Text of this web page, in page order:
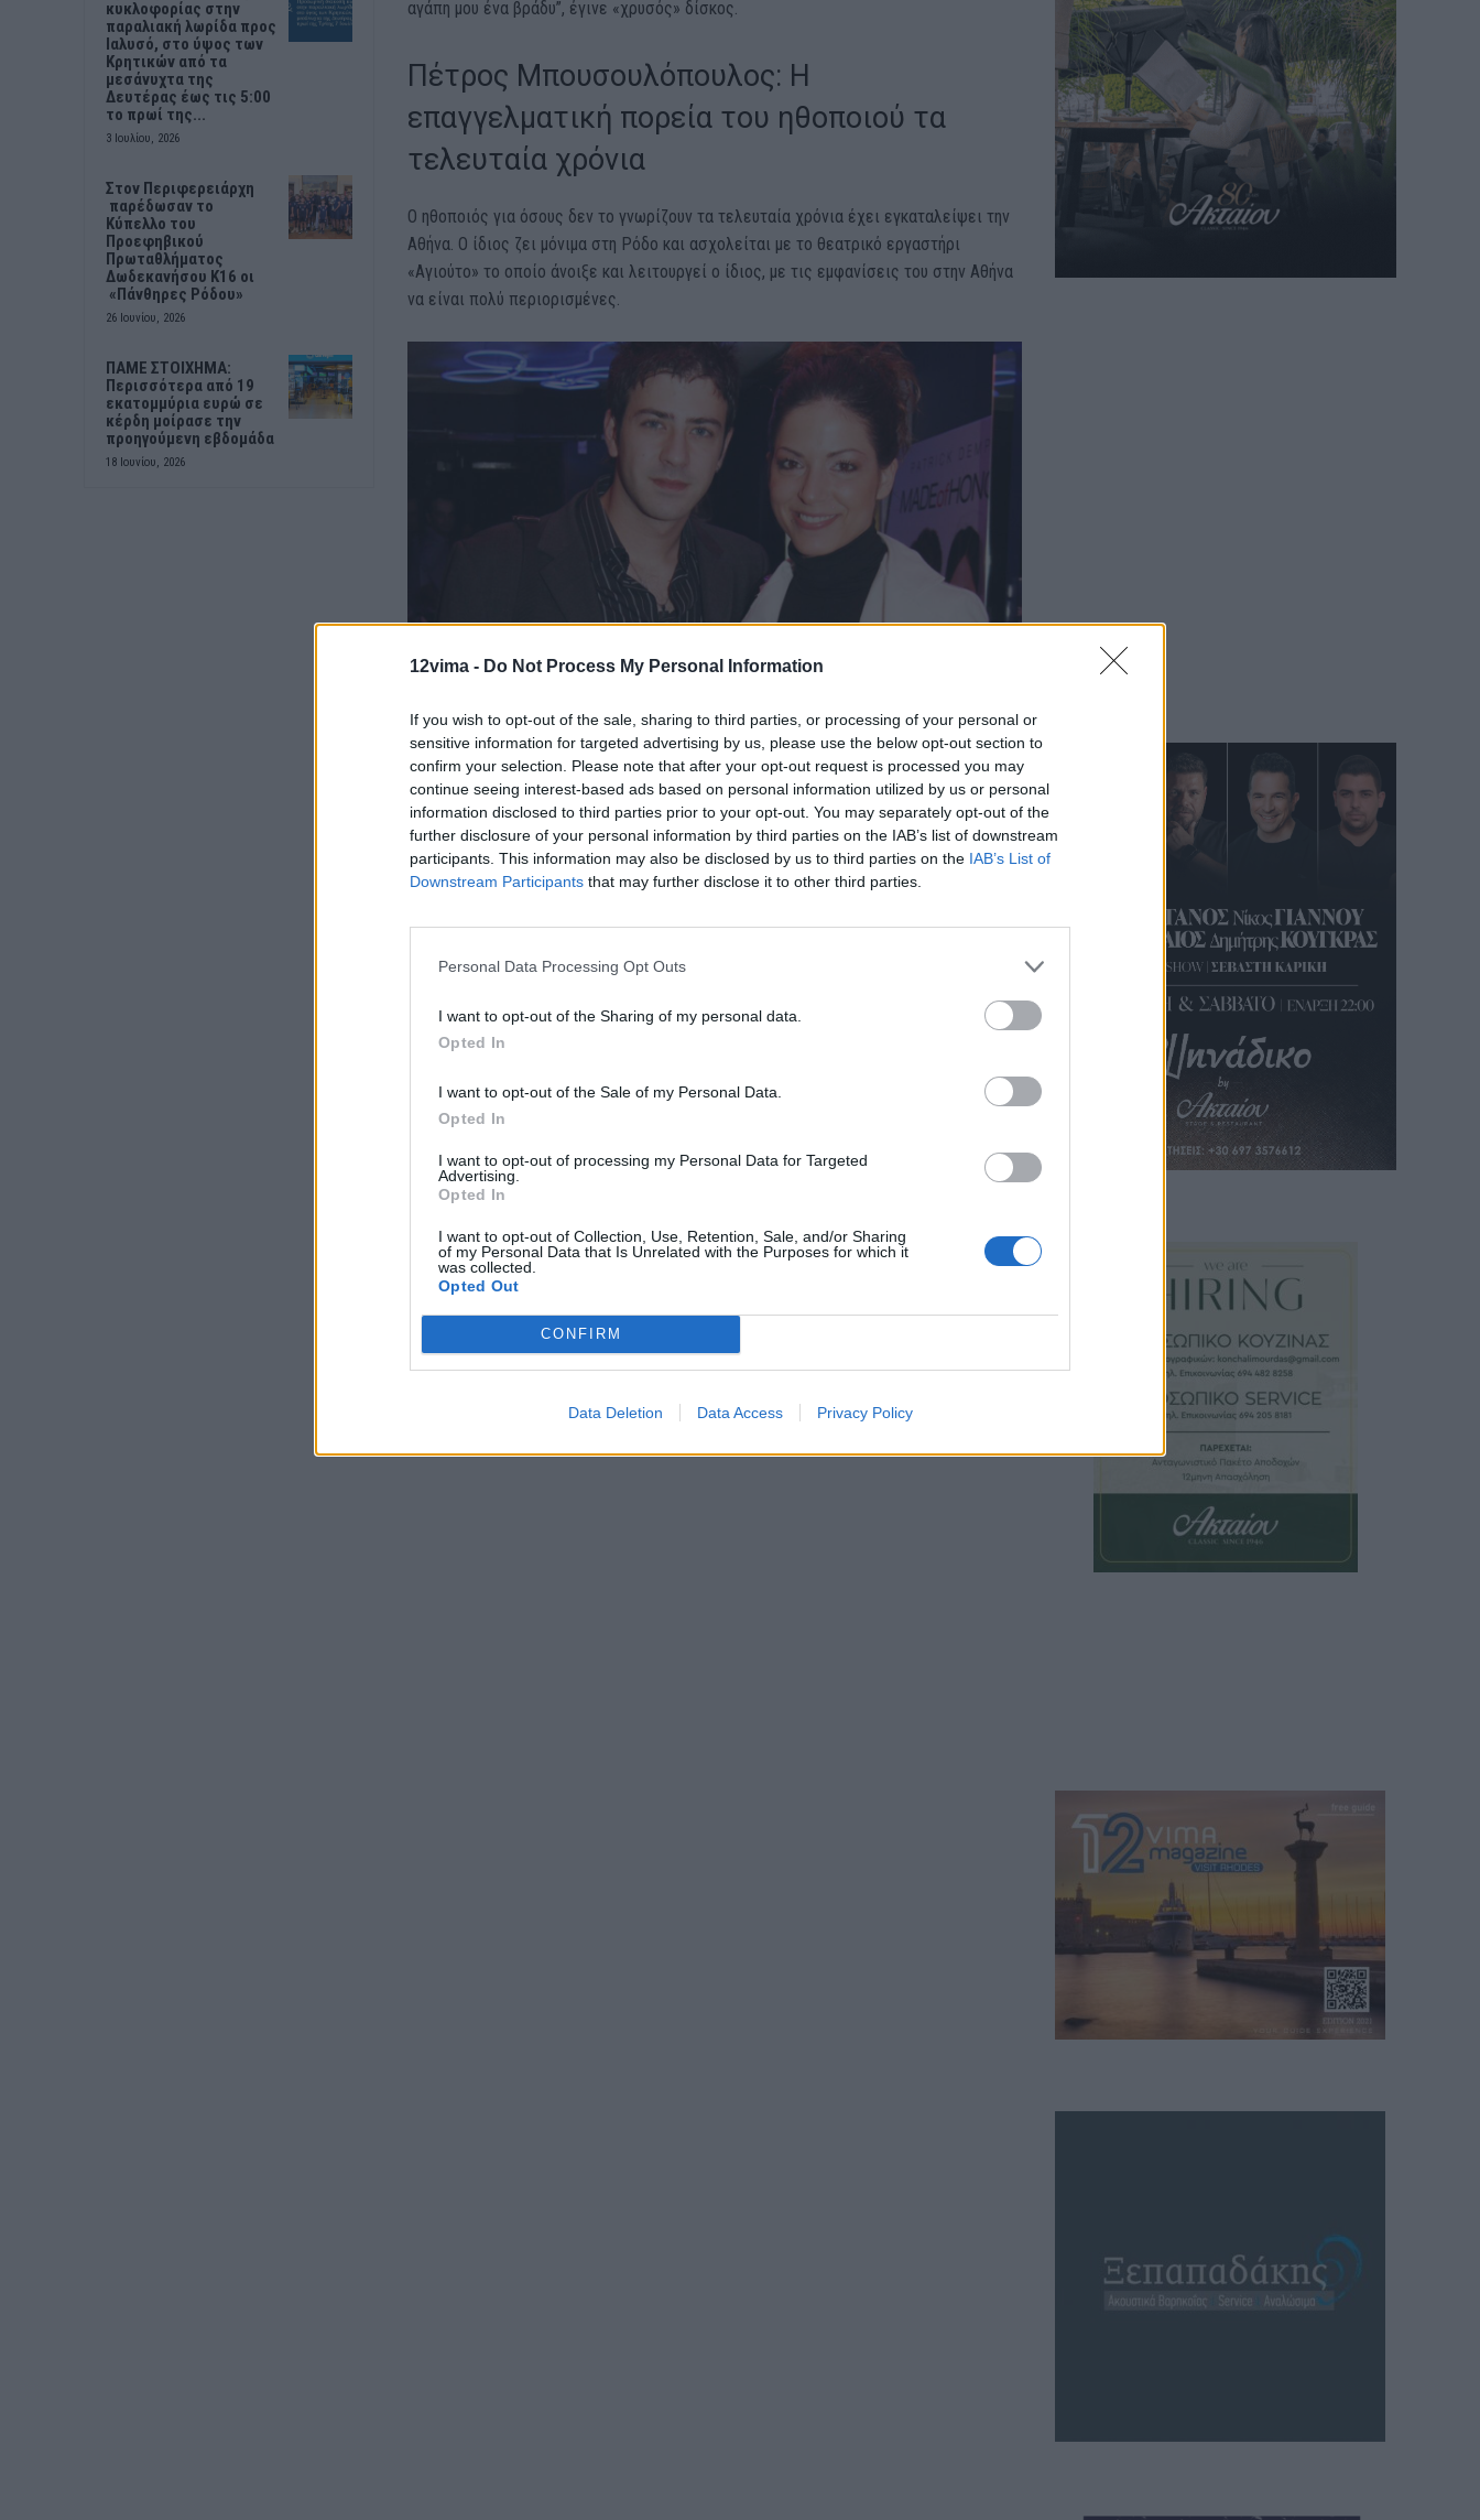
12vima - Do Not Process My Personal Information
If you wish to opt-out of the sale, sharing to third parties, or processing of your personal or
sensitive information for targeted advertising by us, please use the below opt-out section to
confirm your selection. Please note that after your opt-out request is processed you may
continue seeing interest-based ads based on personal information utilized by us or personal
information disclosed to third parties prior to your opt-out. You may separately opt-out of the
further disclosure of your personal information by third parties on the IAB’s list of downstream
participants. This information may also be disclosed by us to third parties on the IAB’s List of
Downstream Participants that may further disclose it to other third parties.
Personal Data Processing Opt Outs
I want to opt-out of the Sharing of my personal data.
Opted In
I want to opt-out of the Sale of my Personal Data.
Opted In
I want to opt-out of processing my Personal Data for Targeted
Advertising.
Opted In
I want to opt-out of Collection, Use, Retention, Sale, and/or Sharing
of my Personal Data that Is Unrelated with the Purposes for which it
was collected.
Opted Out
CONFIRM
Data Deletion Data Access Privacy Policy
κυκλοφορίας στην
παραλιακή λωρίδα προς
Ιαλυσό, στο ύψος των
Κρητικών από τα
μεσάνυχτα της
Δευτέρας έως τις 5:00
το πρωί της...
3 Ιουλίου, 2026
Στον Περιφερειάρχη
παρέδωσαν το
Κύπελλο του
Προεφηβικού
Πρωταθλήματος
Δωδεκανήσου Κ16 οι
«Πάνθηρες Ρόδου»
26 Ιουνίου, 2026
ΠΑΜΕ ΣΤΟΙΧΗΜΑ:
Περισσότερα από 19
εκατομμύρια ευρώ σε
κέρδη μοίρασε την
προηγούμενη εβδομάδα
18 Ιουνίου, 2026
αγάπη μου ένα βράδυ”, έγινε «χρυσός» δίσκος.
Πέτρος Μπουσουλόπουλος: Η
επαγγελματική πορεία του ηθοποιού τα
τελευταία χρόνια
Ο ηθοποιός για όσους δεν το γνωρίζουν τα τελευταία χρόνια έχει εγκαταλείψει την
Αθήνα. Ο ίδιος ζει μόνιμα στη Ρόδο και ασχολείται με το θεατρικό εργαστήρι
«Αγιούτο» το οποίο άνοιξε και λειτουργεί ο ίδιος, με τις εμφανίσεις του στην Αθήνα
να είναι πολύ περιορισμένες.
Κοινοποίηση
Προηγούμενο άρθρο
οıκονομıκή «ρέντα»